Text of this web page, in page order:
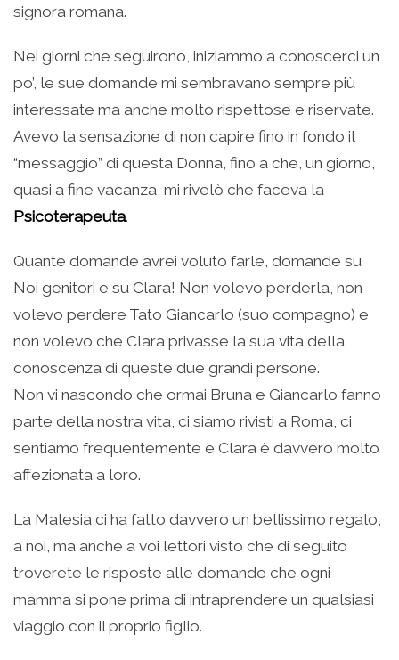
signora romana.
Nei giorni che seguirono, iniziammo a conoscerci un
po’, le sue domande mi sembravano sempre più
interessate ma anche molto rispettose e riservate.
Avevo la sensazione di non capire fino in fondo il
“messaggio” di questa Donna, fino a che, un giorno,
quasi a fine vacanza, mi rivelò che faceva la
Psicoterapeuta.
Quante domande avrei voluto farle, domande su
Noi genitori e su Clara! Non volevo perderla, non
volevo perdere Tato Giancarlo (suo compagno) e
non volevo che Clara privasse la sua vita della
conoscenza di queste due grandi persone.
Non vi nascondo che ormai Bruna e Giancarlo fanno
parte della nostra vita, ci siamo rivisti a Roma, ci
sentiamo frequentemente e Clara è davvero molto
affezionata a loro.
La Malesia ci ha fatto davvero un bellissimo regalo,
a noi, ma anche a voi lettori visto che di seguito
troverete le risposte alle domande che ogni
mamma si pone prima di intraprendere un qualsiasi
viaggio con il proprio figlio.